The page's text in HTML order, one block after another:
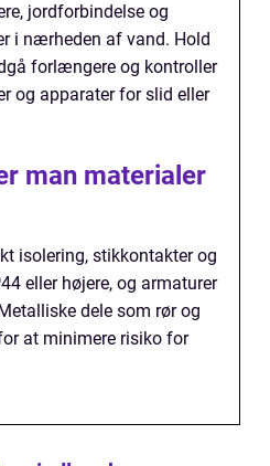
jordforbindelse og
i nærheden af vand. Hold
forlængere og kontroller
og apparater for slid eller
man materialer
isolering, stikkontakter og
eller højere, og armaturer
dele som rør og
at minimere risiko for